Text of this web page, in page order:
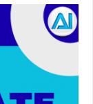
de
#vpo